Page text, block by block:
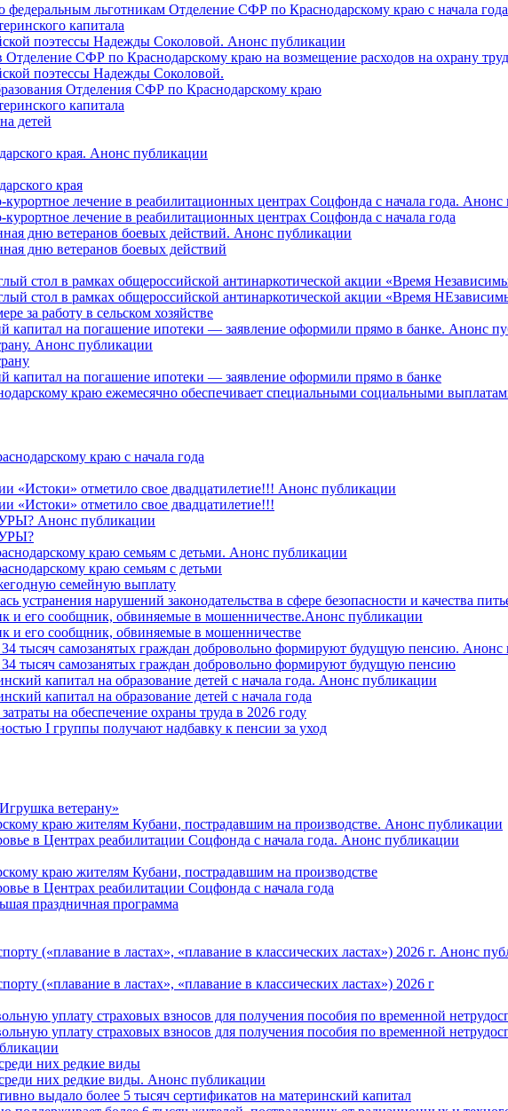
федеральным льготникам Отделение СФР по Краснодарскому краю с начала года
капитала
поэтессы Надежды Соколовой. Анонс публикации
Отделение СФР по Краснодарскому краю на возмещение расходов на охрану
поэтессы Надежды Соколовой.
Отделения СФР по Краснодарскому краю
капитала
детей
края. Анонс публикации
края
лечение в реабилитационных центрах Соцфонда с начала года.
лечение в реабилитационных центрах Соцфонда с начала года
дню ветеранов боевых действий. Анонс публикации
дню ветеранов боевых действий
стол в рамках общероссийской антинаркотической акции «Время
стол в рамках общероссийской антинаркотической акции «Время
за работу в сельском хозяйстве
капитал на погашение ипотеки — заявление оформили прямо в банке. Анонс
Анонс публикации
капитал на погашение ипотеки — заявление оформили прямо в банке
краю ежемесячно обеспечивает специальными социальными
краю с начала года
«Истоки» отметило свое двадцатилетие!!! Анонс публикации
«Истоки» отметило свое двадцатилетие!!!
Анонс публикации
краю семьям с детьми. Анонс публикации
краю семьям с детьми
семейную выплату
устранения нарушений законодательства в сфере безопасности и качества
и его сообщник, обвиняемые в мошенничестве.Анонс публикации
и его сообщник, обвиняемые в мошенничестве
тысяч самозанятых граждан добровольно формируют будущую пенсию. Анонс
тысяч самозанятых граждан добровольно формируют будущую пенсию
капитал на образование детей с начала года. Анонс публикации
капитал на образование детей с начала года
на обеспечение охраны труда в 2026 году
I группы получают надбавку к пенсии за уход
ветерану»
краю жителям Кубани, пострадавшим на производстве. Анонс публикации
в Центрах реабилитации Соцфонда с начала года. Анонс публикации
краю жителям Кубани, пострадавшим на производстве
в Центрах реабилитации Соцфонда с начала года
праздничная программа
(«плавание в ластах», «плавание в классических ластах») 2026 г. Анонс
(«плавание в ластах», «плавание в классических ластах») 2026 г
уплату страховых взносов для получения пособия по временной
уплату страховых взносов для получения пособия по временной
них редкие виды
них редкие виды. Анонс публикации
выдало более 5 тысяч сертификатов на материнский капитал